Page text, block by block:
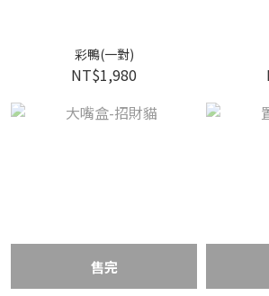
彩鴨(一對)
NT$1,980
售完